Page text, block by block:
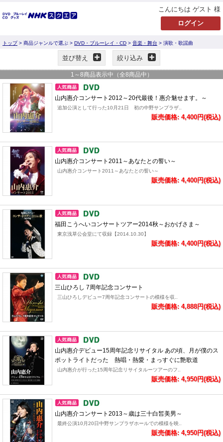
こんにちは ゲスト 様
トップ> 商品ジャンルで選ぶ > DVD・ブルーレイ・CD > 音楽・舞台 > 演歌・歌謡曲
並び替え 絞り込み
1 ～ 8商品表示中（全8商品中）
山内惠介コンサート2012～20代最後！惠介魅せます。～
追加公演として行った10月21日 初の中野サンプラザ..
販売価格: 4,400円(税込)
山内惠介コンサート2011～あなたとの誓い～
山内惠介コンサート2011～あなたとの誓い～
販売価格: 4,400円(税込)
福田こうへいコンサートツアー2014秋～おかげさま～
東京浅草公会堂にて収録【2014.10.30】
販売価格: 4,400円(税込)
三山ひろし 7周年記念コンサート
三山ひろしデビュー7周年記念コンサートの模様を収..
販売価格: 4,888円(税込)
山内惠介デビュー15周年記念リサイタル あの頃、月が僕のス
ポットライトだった 熱唱・熱愛・まっすぐに艶歌道
山内惠介が行った15周年記念リサイタルーツアーのフ..
販売価格: 4,950円(税込)
山内惠介コンサート2013～歳は三十白皙美男～
最終公演10月20日中野サンプラザホールでの模様を映..
販売価格: 4,950円(税込)